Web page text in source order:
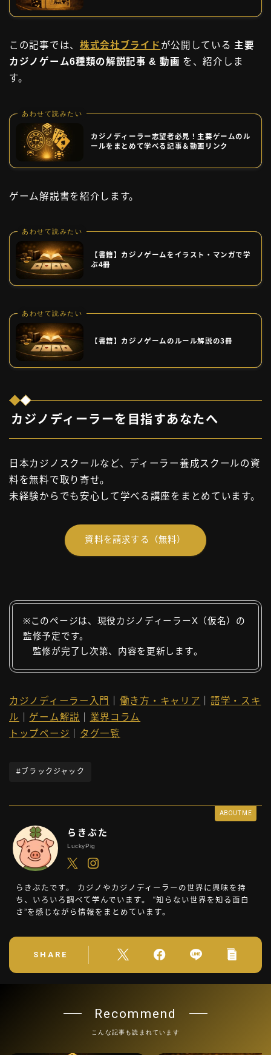
この記事では、 株式会社ブライド が公開している 主要
カジノゲーム6種類の解説記事 & 動画 を、紹介しま
す。
あわせて読みたい
カジノディーラー志望者必見！主要ゲームのル
ールをまとめて学べる記事＆動画リンク
ゲーム解説書を紹介します。
あわせて読みたい
【書籍】カジノゲームをイラスト・マンガで学
ぶ4冊
あわせて読みたい
【書籍】カジノゲームのルール解説の3冊
カジノディーラーを目指すあなたへ
日本カジノスクールなど、ディーラー養成スクールの資
料を無料で取り寄せ。
未経験からでも安心して学べる講座をまとめています。
資料を請求する（無料）
※このページは、現役カジノディーラーX（仮名）の
監修予定です。
監修が完了し次第、内容を更新します。
カジノディーラー入門 働き方・キャリア ｜語学・スキ
ル
ゲーム解説
業界コラム
トップページ
タグ一覧
#ブラックジャック
ABOUT ME
らきぶた
LuckyPig
らきぶたです。 カジノやカジノディーラーの世界に興味を持
ち、いろいろ調べて学んでいます。 “知らない世界を知る面白
さ”を感じながら情報をまとめています。
SHARE
Recommend
こんな記事も読まれています